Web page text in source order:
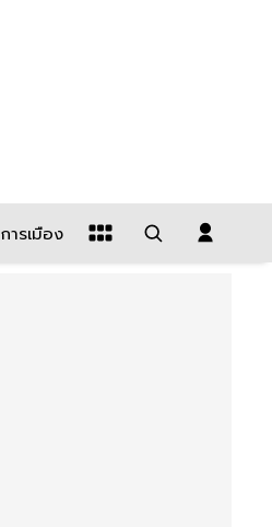
การเมือง